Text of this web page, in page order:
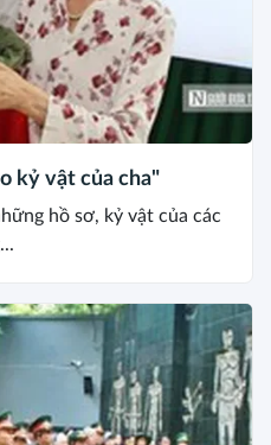
kỷ vật của cha"
hồ sơ, kỷ vật của các